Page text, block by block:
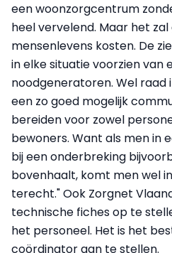
een woonzorgcentrum
heel vervelend. Maar het
mensenlevens kosten. De
in elke situatie voorzien van
noodgeneratoren. Wel raad
een zo goed mogelijk
bereiden voor zowel
bewoners. Want als men in
bij een onderbreking
bovenhaalt, komt men wel
terecht." Ook Zorgnet
technische fiches op te
het personeel. Het is het
coördinator aan te stellen.